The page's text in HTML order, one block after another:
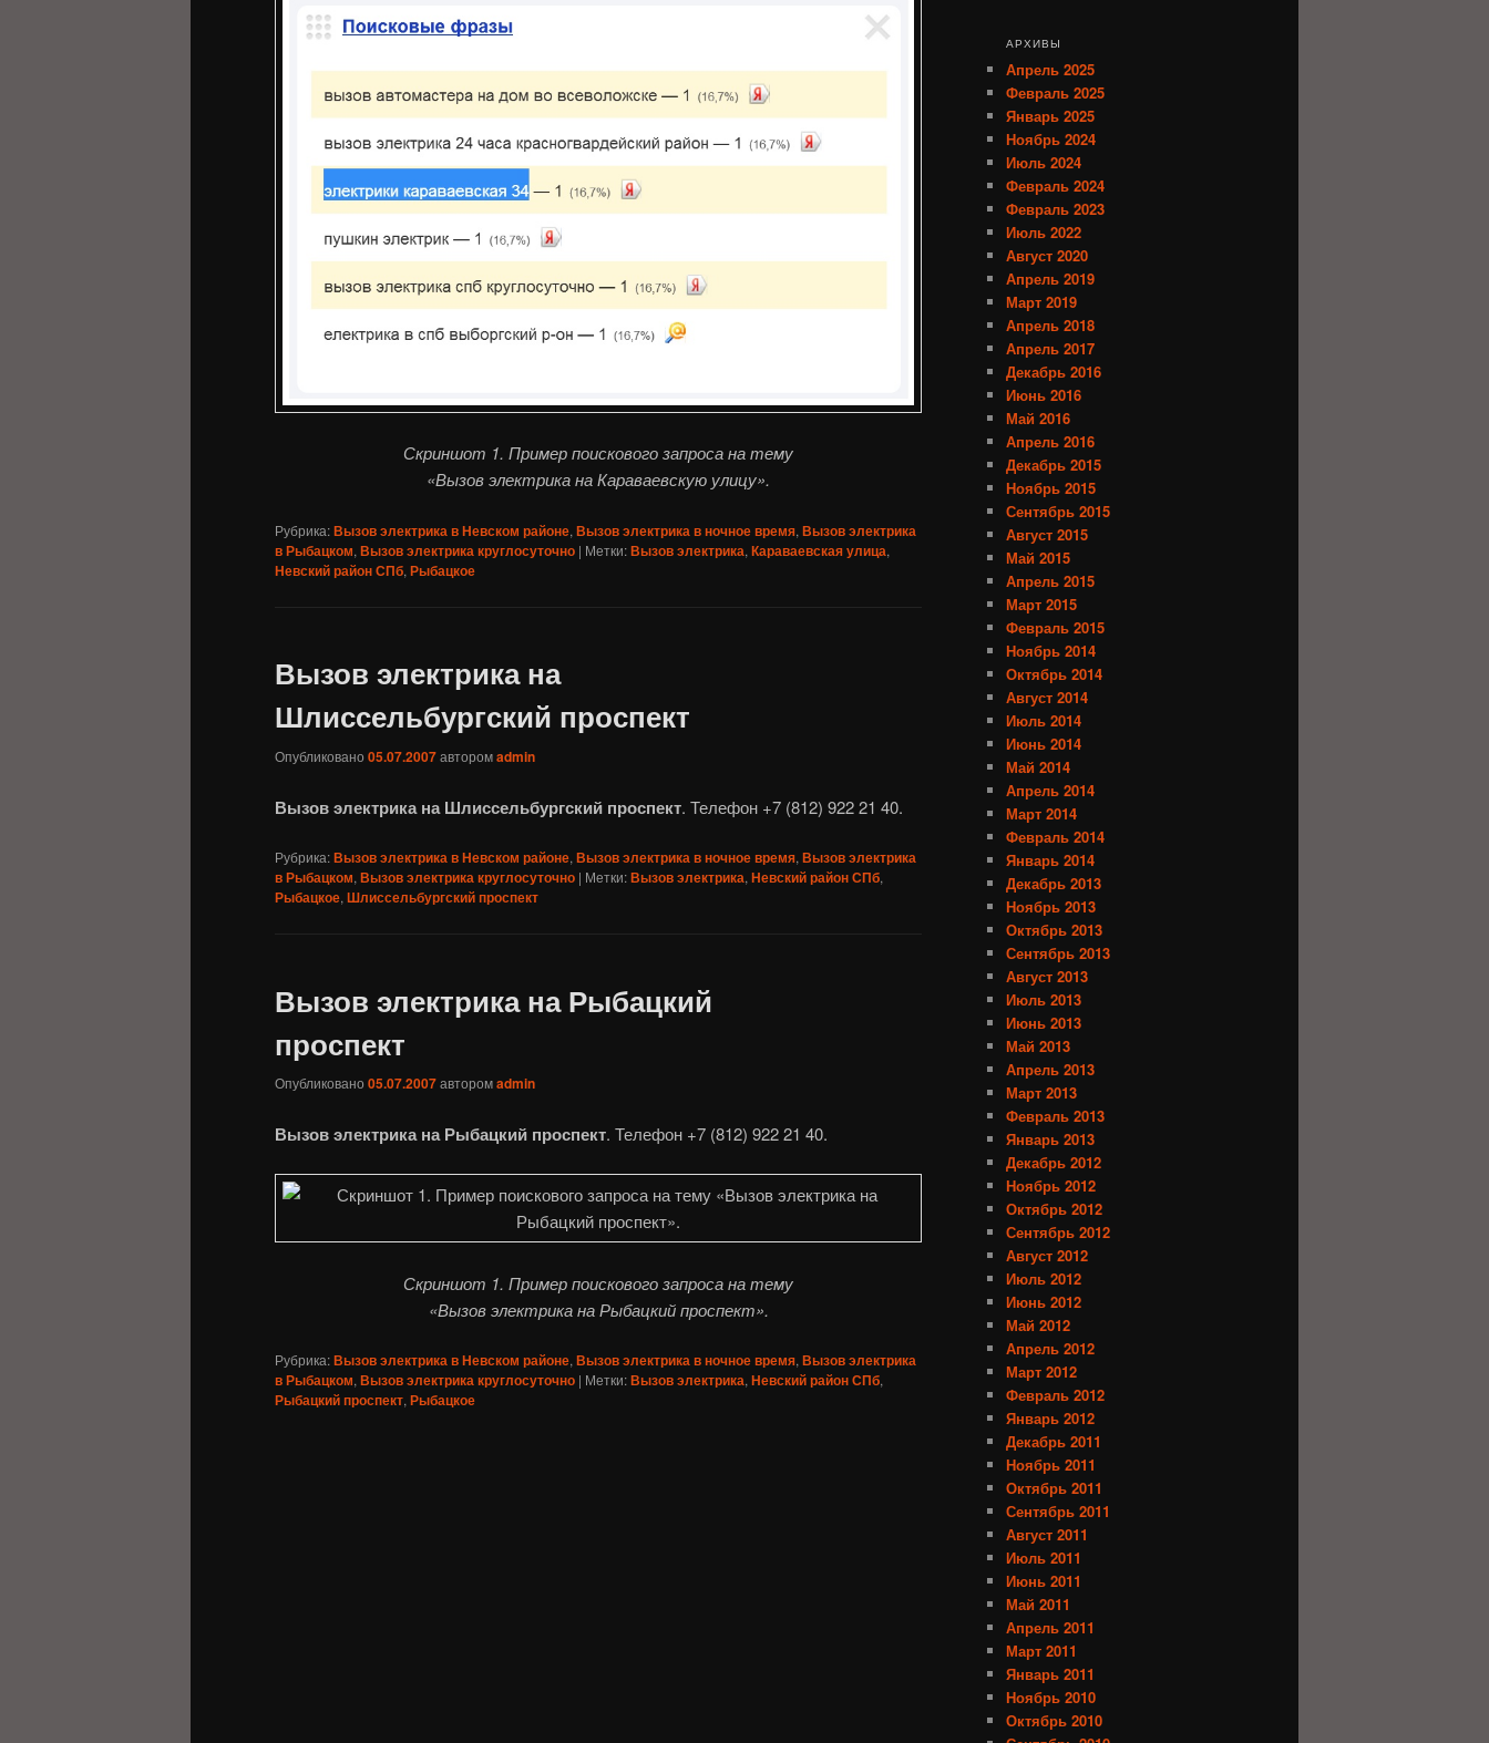
Скриншот 1. Пример поискового запроса на тему
«Вызов электрика на Караваевскую улицу».
Рубрика:Вызов электрика в Невском районе, Вызов электрика в ночное время, Вызов электрика
в Рыбацком, Вызов электрика круглосуточно | Метки:Вызов электрика, Караваевская улица,
Невский район СПб, Рыбацкое
Вызов электрика на
Шлиссельбургский проспект
Опубликовано 05.07.2007авторомadmin
Вызов электрика на Шлиссельбургский проспект. Телефон +7 (812) 922 21 40.
Рубрика:Вызов электрика в Невском районе, Вызов электрика в ночное время, Вызов электрика
в Рыбацком, Вызов электрика круглосуточно | Метки:Вызов электрика, Невский район СПб,
Рыбацкое, Шлиссельбургский проспект
Вызов электрика на Рыбацкий
проспект
Опубликовано 05.07.2007авторомadmin
Вызов электрика на Рыбацкий проспект. Телефон +7 (812) 922 21 40.
Скриншот 1. Пример поискового запроса на тему
«Вызов электрика на Рыбацкий проспект».
Рубрика:Вызов электрика в Невском районе, Вызов электрика в ночное время, Вызов электрика
в Рыбацком, Вызов электрика круглосуточно | Метки:Вызов электрика, Невский район СПб,
Рыбацкий проспект, Рыбацкое
АРХИВЫ
Апрель 2025
Февраль 2025
Январь 2025
Ноябрь 2024
Июль 2024
Февраль 2024
Февраль 2023
Июль 2022
Август 2020
Апрель 2019
Март 2019
Апрель 2018
Апрель 2017
Декабрь 2016
Июнь 2016
Май 2016
Апрель 2016
Декабрь 2015
Ноябрь 2015
Сентябрь 2015
Август 2015
Май 2015
Апрель 2015
Март 2015
Февраль 2015
Ноябрь 2014
Октябрь 2014
Август 2014
Июль 2014
Июнь 2014
Май 2014
Апрель 2014
Март 2014
Февраль 2014
Январь 2014
Декабрь 2013
Ноябрь 2013
Октябрь 2013
Сентябрь 2013
Август 2013
Июль 2013
Июнь 2013
Май 2013
Апрель 2013
Март 2013
Февраль 2013
Январь 2013
Декабрь 2012
Ноябрь 2012
Октябрь 2012
Сентябрь 2012
Август 2012
Июль 2012
Июнь 2012
Май 2012
Апрель 2012
Март 2012
Февраль 2012
Январь 2012
Декабрь 2011
Ноябрь 2011
Октябрь 2011
Сентябрь 2011
Август 2011
Июль 2011
Июнь 2011
Май 2011
Апрель 2011
Март 2011
Январь 2011
Ноябрь 2010
Октябрь 2010